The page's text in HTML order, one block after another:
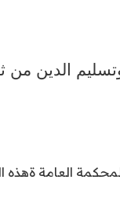
الدين من
العامة ةهذه